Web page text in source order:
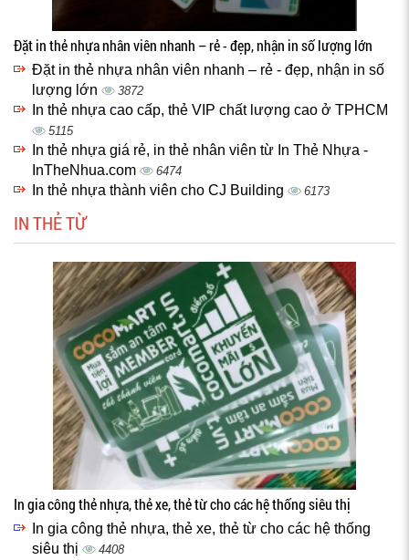
Đặt in thẻ nhựa nhân viên nhanh – rẻ - đẹp, nhận in số lượng lớn
Đặt in thẻ nhựa nhân viên nhanh – rẻ - đẹp, nhận in số
lượng lớn
3872
In thẻ nhựa cao cấp, thẻ VIP chất lượng cao ở TPHCM
5115
In thẻ nhựa giá rẻ, in thẻ nhân viên từ In Thẻ Nhựa -
InTheNhua.com
6474
In thẻ nhựa thành viên cho CJ Building 6173
IN THẺ TỪ
In gia công thẻ nhựa, thẻ xe, thẻ từ cho các hệ thống siêu thị
In gia công thẻ nhựa, thẻ xe, thẻ từ cho các hệ thống
siêu thị
4408